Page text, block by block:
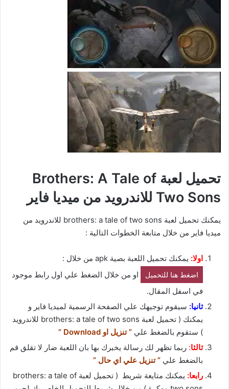
تحميل لعبة Brothers: A Tale of
Two Sons للاندرويد من ميديا فاير
يمكنك تحميل لعبة brothers: a tale of two sons للاندرويد من
ميديا فاير من خلال متابعة الخطوات التالية :
اولا: يمكنك تحميل اللعبة بصية apk من خلال :
اضغط هنا للتحميل
او من خلال الضغط علي اول رابط موجود
في اسفل المقال.
ثانيا: سيقوم توجيهك علي الصفحة الرسمية لميديا فاير و
يمكنك ( تحميل لعبة brothers: a tale of two sons للاندرويد
) ستقوم بالضغط علي ” تنزيل او Download ”
ثالثا: ربما تظهر لك رسالة يخبرك بها بان اللعبة ضار لا تقلق قم
بالضغط علي ” تنزيل علي اي حال ”
رابعا:
يمكنك متايعة شريط ( تحميل لعبة brothers: a tale of